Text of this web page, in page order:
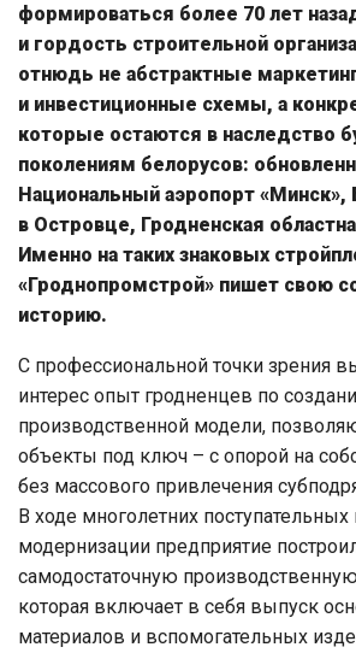
формироваться более 70 лет
и гордость строительной
отнюдь не абстрактные
и инвестиционные схемы, а
которые остаются в наследство
поколениям белорусов:
Национальный аэропорт «Минск»,
в Островце, Гродненская
Именно на таких знаковых
«Гроднопромстрой» пишет свою
историю.
С профессиональной точки зрения
интерес опыт гродненцев по
производственной модели,
объекты под ключ – с опорой на
без массового привлечения
В ходе многолетних
модернизации предприятие
самодостаточную
которая включает в себя выпуск
материалов и вспомогательных